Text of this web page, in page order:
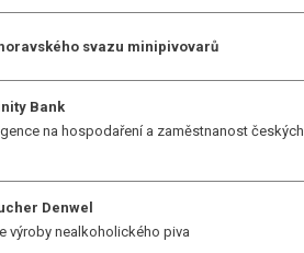
svazu minipivovarů
Bank
na hospodaření a zaměstnanost českých
Denwel
výroby nealkoholického piva